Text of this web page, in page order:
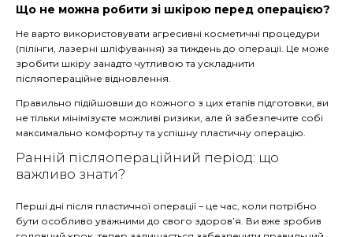
Що не можна робити зі шкірою перед операцією?
Не варто використовувати агресивні косметичні процедури
(пілінги, лазерні шліфування) за тиждень до операції. Це може
зробити шкіру занадто чутливою та ускладнити
післяопераційне відновлення.
Правильно підійшовши до кожного з цих етапів підготовки, ви
не тільки мінімізуєте можливі ризики, але й забезпечите собі
максимально комфортну та успішну пластичну операцію.
Ранній післяопераційний період: що
важливо знати?
Перші дні після пластичної операції – це час, коли потрібно
бути особливо уважними до свого здоров’я. Ви вже зробив